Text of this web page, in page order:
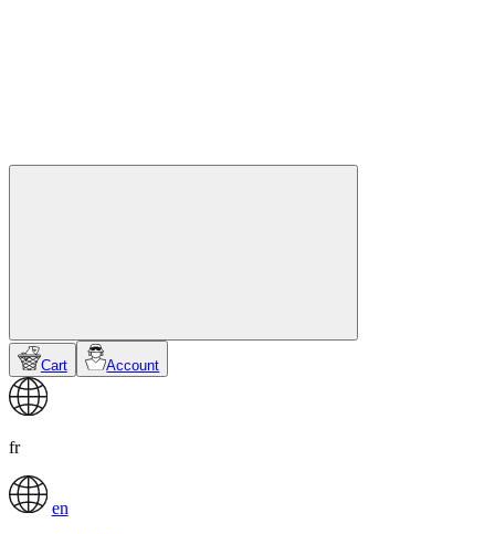
Cart Account
fr
en